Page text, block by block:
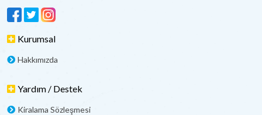
Kurumsal
Hakkımızda
Yardım / Destek
Kiralama Sözleşmesi